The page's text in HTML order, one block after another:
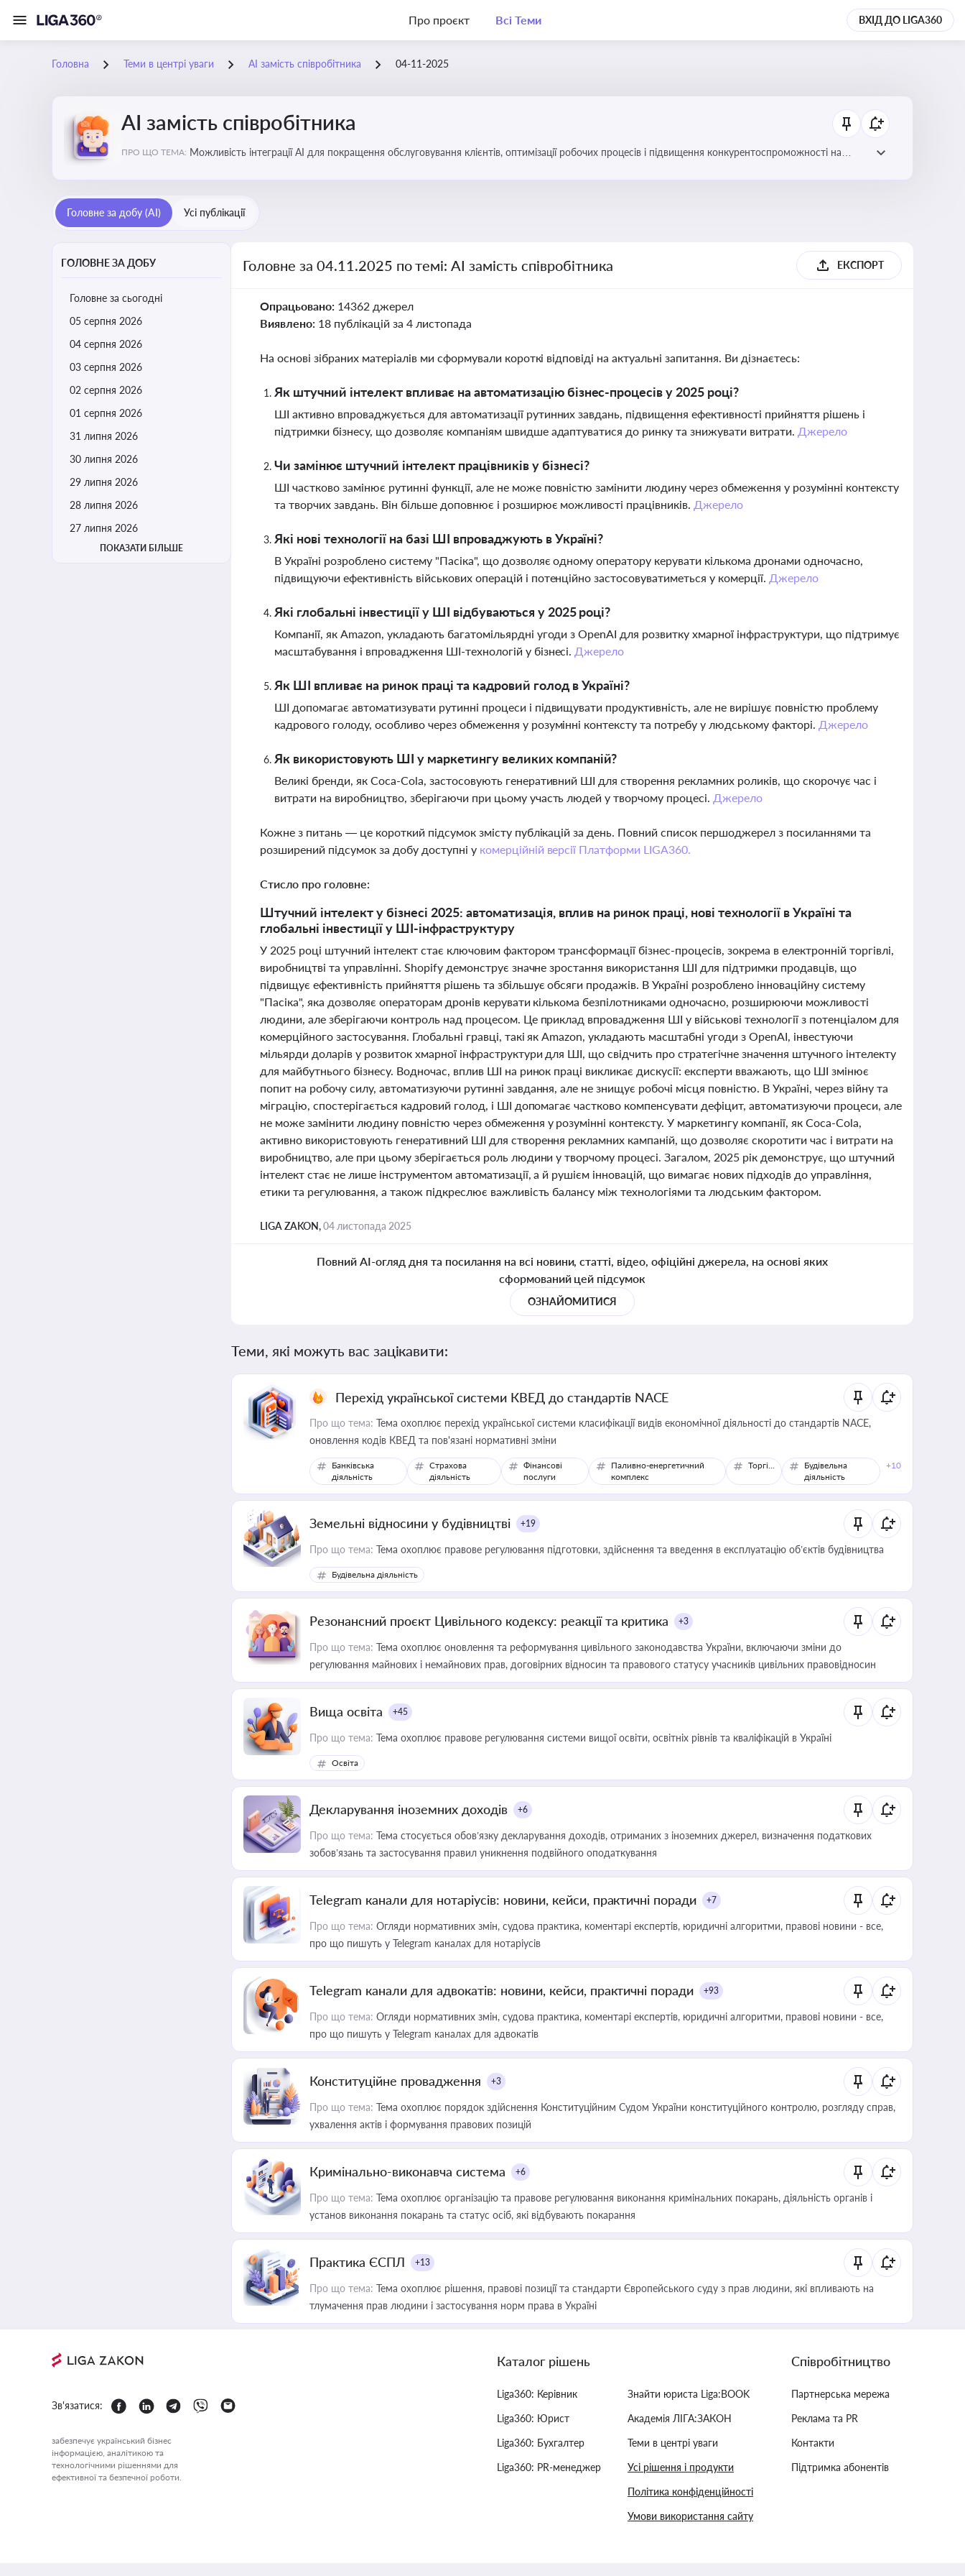
Про проєкт Всі Теми ВХІД ДО LIGA360
Головна Теми в центрі уваги АІ замість співробітника 04-11-2025
АІ замість співробітника
ПРО ЩО ТЕМА: Можливість інтеграції АІ для покращення обслуговування клієнтів, оптимізації робочих процесів і підвищення конкурентоспроможності на
Головне за добу (AI) Усі публікації
ГОЛОВНЕ ЗА ДОБУ
Головне за сьогодні
05 серпня 2026
04 серпня 2026
03 серпня 2026
02 серпня 2026
01 серпня 2026
31 липня 2026
30 липня 2026
29 липня 2026
28 липня 2026
27 липня 2026
ПОКАЗАТИ БІЛЬШЕ
Головне за 04.11.2025 по темі: АІ замість співробітника ЕКСПОРТ
Опрацьовано: 14362 джерел
Виявлено: 18 публікацій за 4 листопада
На основі зібраних матеріалів ми сформували короткі відповіді на актуальні запитання. Ви дізнаєтесь:
Як штучний інтелект впливає на автоматизацію бізнес-процесів у 2025 році?
ШІ активно впроваджується для автоматизації рутинних завдань, підвищення ефективності прийняття рішень і
підтримки бізнесу, що дозволяє компаніям швидше адаптуватися до ринку та знижувати витрати. Джерело
Чи замінює штучний інтелект працівників у бізнесі?
ШІ частково замінює рутинні функції, але не може повністю замінити людину через обмеження у розумінні контексту
та творчих завдань. Він більше доповнює і розширює можливості працівників. Джерело
Які нові технології на базі ШІ впроваджують в Україні?
В Україні розроблено систему "Пасіка", що дозволяє одному оператору керувати кількома дронами одночасно,
підвищуючи ефективність військових операцій і потенційно застосовуватиметься у комерції. Джерело
Які глобальні інвестиції у ШІ відбуваються у 2025 році?
Компанії, як Amazon, укладають багатомільярдні угоди з OpenAI для розвитку хмарної інфраструктури, що підтримує
масштабування і впровадження ШІ-технологій у бізнесі. Джерело
Як ШІ впливає на ринок праці та кадровий голод в Україні?
ШІ допомагає автоматизувати рутинні процеси і підвищувати продуктивність, але не вирішує повністю проблему
кадрового голоду, особливо через обмеження у розумінні контексту та потребу у людському факторі. Джерело
Як використовують ШІ у маркетингу великих компаній?
Великі бренди, як Coca-Cola, застосовують генеративний ШІ для створення рекламних роликів, що скорочує час і
витрати на виробництво, зберігаючи при цьому участь людей у творчому процесі. Джерело
Кожне з питань — це короткий підсумок змісту публікацій за день. Повний список першоджерел з посиланнями та
розширений підсумок за добу доступні у комерційній версії Платформи LIGA360.
Стисло про головне:
Штучний інтелект у бізнесі 2025: автоматизація, вплив на ринок праці, нові технології в Україні та
глобальні інвестиції у ШІ-інфраструктуру
У 2025 році штучний інтелект стає ключовим фактором трансформації бізнес-процесів, зокрема в електронній торгівлі,
виробництві та управлінні. Shopify демонструє значне зростання використання ШІ для підтримки продавців, що
підвищує ефективність прийняття рішень та збільшує обсяги продажів. В Україні розроблено інноваційну систему
"Пасіка", яка дозволяє операторам дронів керувати кількома безпілотниками одночасно, розширюючи можливості
людини, але зберігаючи контроль над процесом. Це приклад впровадження ШІ у військові технології з потенціалом для
комерційного застосування. Глобальні гравці, такі як Amazon, укладають масштабні угоди з OpenAI, інвестуючи
мільярди доларів у розвиток хмарної інфраструктури для ШІ, що свідчить про стратегічне значення штучного інтелекту
для майбутнього бізнесу. Водночас, вплив ШІ на ринок праці викликає дискусії: експерти вважають, що ШІ змінює
попит на робочу силу, автоматизуючи рутинні завдання, але не знищує робочі місця повністю. В Україні, через війну та
міграцію, спостерігається кадровий голод, і ШІ допомагає частково компенсувати дефіцит, автоматизуючи процеси, але
не може замінити людину повністю через обмеження у розумінні контексту. У маркетингу компанії, як Coca-Cola,
активно використовують генеративний ШІ для створення рекламних кампаній, що дозволяє скоротити час і витрати на
виробництво, але при цьому зберігається роль людини у творчому процесі. Загалом, 2025 рік демонструє, що штучний
інтелект стає не лише інструментом автоматизації, а й рушієм інновацій, що вимагає нових підходів до управління,
етики та регулювання, а також підкреслює важливість балансу між технологіями та людським фактором.
LIGA ZAKON,04 листопада 2025
Повний AI-огляд дня та посилання на всі новини, статті, відео, офіційні джерела, на основі яких
сформований цей підсумок
ОЗНАЙОМИТИСЯ
Теми, які можуть вас зацікавити:
Перехід української системи КВЕД до стандартів NACE
Про що тема: Тема охоплює перехід української системи класифікації видів економічної діяльності до стандартів NACE,
оновлення кодів КВЕД та пов'язані нормативні зміни
Банківська
діяльність
Страхова
діяльність
Фінансові
послуги
Паливно-енергетичний
комплекс
Торгівля
Будівельна
діяльність
+10
Земельні відносини у будівництві +19
Про що тема: Тема охоплює правове регулювання підготовки, здійснення та введення в експлуатацію об’єктів будівництва
Будівельна діяльність
Резонансний проєкт Цивільного кодексу: реакції та критика +3
Про що тема: Тема охоплює оновлення та реформування цивільного законодавства України, включаючи зміни до
регулювання майнових і немайнових прав, договірних відносин та правового статусу учасників цивільних правовідносин
Вища освіта +45
Про що тема: Тема охоплює правове регулювання системи вищої освіти, освітніх рівнів та кваліфікацій в Україні
Освіта
Декларування іноземних доходів +6
Про що тема: Тема стосується обов’язку декларування доходів, отриманих з іноземних джерел, визначення податкових
зобов’язань та застосування правил уникнення подвійного оподаткування
Telegram канали для нотаріусів: новини, кейси, практичні поради +7
Про що тема: Огляди нормативних змін, судова практика, коментарі експертів, юридичні алгоритми, правові новини - все,
про що пишуть у Telegram каналах для нотаріусів
Telegram канали для адвокатів: новини, кейси, практичні поради +93
Про що тема: Огляди нормативних змін, судова практика, коментарі експертів, юридичні алгоритми, правові новини - все,
про що пишуть у Telegram каналах для адвокатів
Конституційне провадження +3
Про що тема: Тема охоплює порядок здійснення Конституційним Судом України конституційного контролю, розгляду справ,
ухвалення актів і формування правових позицій
Кримінально-виконавча система +6
Про що тема: Тема охоплює організацію та правове регулювання виконання кримінальних покарань, діяльність органів і
установ виконання покарань та статус осіб, які відбувають покарання
Практика ЄСПЛ +13
Про що тема: Тема охоплює рішення, правові позиції та стандарти Європейського суду з прав людини, які впливають на
тлумачення прав людини і застосування норм права в Україні
Зв'язатися:
забезпечує український бізнес
інформацією, аналітикою та
технологічними рішеннями для
ефективної та безпечної роботи.
Каталог рішень
Liga360: Керівник
Liga360: Юрист
Liga360: Бухгалтер
Liga360: PR-менеджер
Знайти юриста Liga:BOOK
Академія ЛІГА:ЗАКОН
Теми в центрі уваги
Усі рішення і продукти
Політика конфіденційності
Умови використання сайту
Співробітництво
Партнерська мережа
Реклама та PR
Контакти
Підтримка абонентів